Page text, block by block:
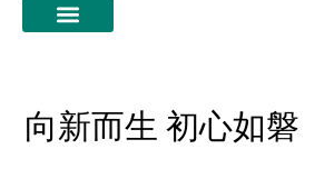
向新而生 初心如磐